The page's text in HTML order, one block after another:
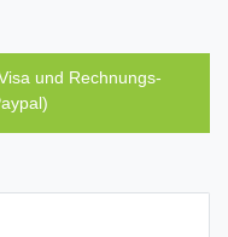
und Rechnungs-